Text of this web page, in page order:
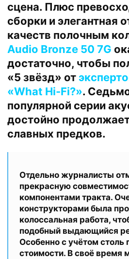
сцена. Плюс
сборки и элегантная
качеств полочным
Audio Bronze 50 7G
достаточно, чтобы
«5 звёзд» от
«What Hi-Fi?».
популярной серии
достойно
славных предков.
Отдельно журналисты
прекрасную
компонентами тракта.
конструкторами была
колоссальная работа,
подобный выдающийся
Особенно с учётом столь
стоимости. В своё время